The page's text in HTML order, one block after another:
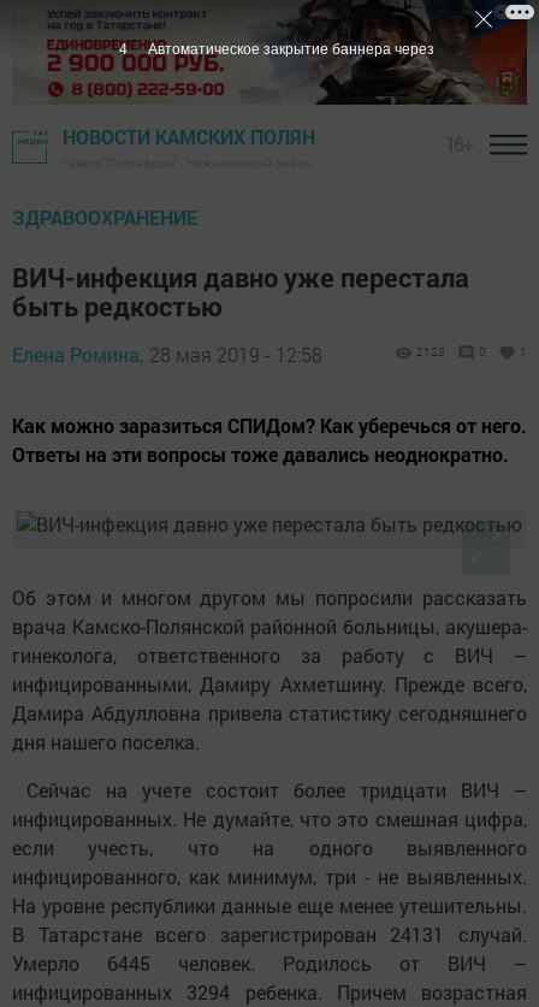
НОВОСТИ КАМСКИХ ПОЛЯН
ЗДРАВООХРАНЕНИЕ
ВИЧ-инфекция давно уже перестала
быть редкостью
Елена Ромина, 28 мая 2019 - 12:58 2123 0 1
Как можно заразиться СПИДом? Как уберечься от него.
Ответы на эти вопросы тоже давались неоднократно.
Об этом и многом другом мы попросили рассказать
врача Камско-Полянской районной больницы, акушера-
гинеколога, ответственного за работу с ВИЧ –
инфицированными, Дамиру Ахметшину. Прежде всего,
Дамира Абдулловна привела статистику сегодняшнего
дня нашего поселка.
Сейчас на учете состоит более тридцати ВИЧ –
инфицированных. Не думайте, что это смешная цифра,
если учесть, что на одного выявленного
инфицированного, как минимум, три - не выявленных.
На уровне республики данные еще менее утешительны.
В Татарстане всего зарегистрирован 24131 случай.
Умерло 6445 человек. Родилось от ВИЧ –
инфицированных 3294 ребенка. Причем возрастная
3 Автоматическое закрытие баннера через